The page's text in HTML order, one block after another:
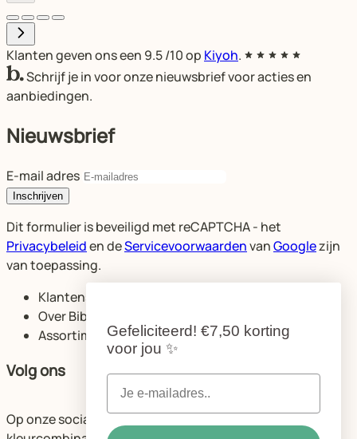
Klanten geven ons een 9.5/10 op Kiyoh.
Schrijf je in voor onze nieuwsbrief voor acties en
aanbiedingen.
Nieuwsbrief
E-mail adres
Inschrijven
Dit formulier is beveiligd met reCAPTCHA - het
Privacybeleiden deServicevoorwaardenvanGooglezijn
van toepassing.
Klantenservice
Over Bibelotte
Assortiment
Volg ons
Op onze socials delen we volop ideeën voor de mooiste
Gefeliciteerd! €7,50 korting
voor jou ✨